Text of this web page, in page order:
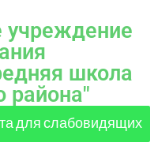
учреждение
школа
района"
для слабовидящих